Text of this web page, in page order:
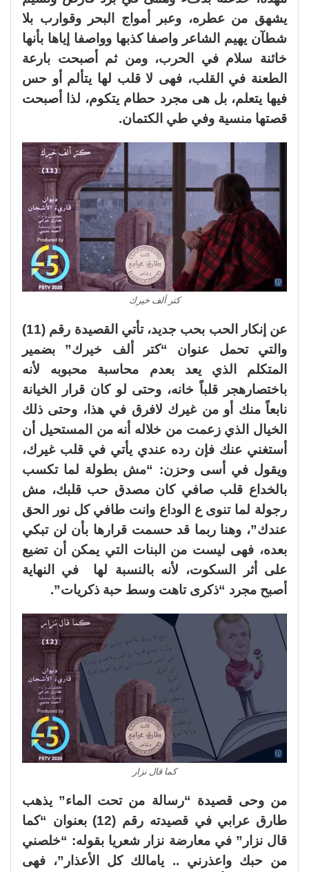
يشهق من عطره، وعبر أمواج البحر وقوارب بلا
شطآن يهيم الشاعر واصفا كذبها وواصفا إياها بأنها
خائنة سلام في الحرب، ومن ثم أصبحت بارعة
الطعنة في القلب، فهى لا قلب لها يتألم أو حس
فيها يتعلم، بل هى مجرد حطام يتكوم، لذا أصبحت
قصتها منسية وفي طي الكتمان.
كتر ألف خيرك
عن إنكار الحب بحب جديد، تأتي القصيدة رقم (11)
والتي تحمل عنوان “كتر ألف خيرك” بضمير
المتكلم الذي يعد بعدم محاسبة محبوبه لأنه
باختصارهجر قلباً خانه، وحتى لو كان قرار الخيانة
نابعاً منك أو من غيرك لافرق في هذا، وحتى ذلك
الخيال الذي زعمت من خلاله أنه من المستحيل أن
أستغني عنك فإن رده عندي يأتي في قلب غيرك،
ويقول في أسى وحزن: “مش بطولة لما تكسب
بالخداع قلب صافي كان مصدق حب قلبك، مش
رجولة لما تنوى ع الوداع وانت طافي كل نور الحق
عندك”، وهنا ربما قد حسمت قرارها بأن لن تبكي
بعده، فهى ليست من البنات التي يمكن أن تضيع
على أثر السكوت، لأنه بالنسبة لها في النهاية
أصبح مجرد “ذكرى تاهت وسط حبة ذكريات”.
كما قال نزار
من وحى قصيدة “رسالة من تحت الماء” يذهب
طارق عرابي في قصيدته رقم (12) بعنوان “كما
قال نزار” في معارضة نزار شعريا بقوله: “خلصني
من حبك واعذرني .. يامالك كل الأعذار”، فهى